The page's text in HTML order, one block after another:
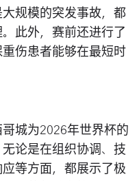
规模的突发事故，都
此外，赛前还进行了
伤患者能够在最短时
城为2026年世界杯的
论是在组织协调、技
等方面，都展示了极